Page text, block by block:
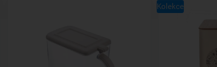
Kolekce